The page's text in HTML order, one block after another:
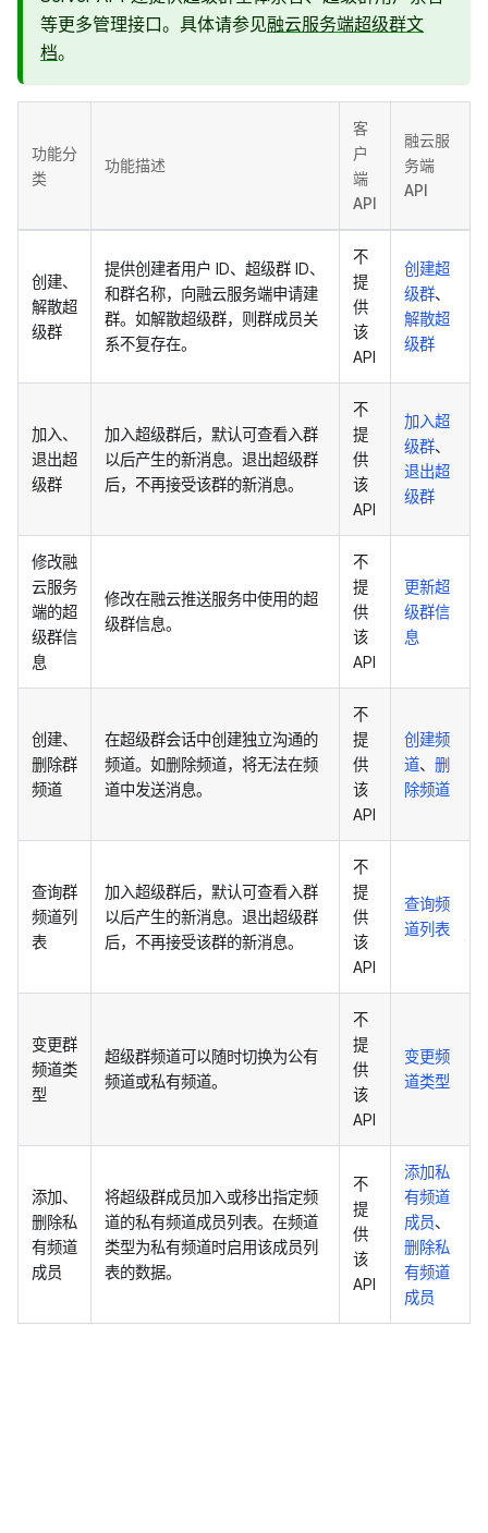
等更多管理接口。具体请参见融云服务端超级群文
档。
功能分
类
功能描述
客
户
端
API
融云服
务端
API
创建、
解散超
级群
提供创建者用户 ID、超级群 ID、
和群名称，向融云服务端申请建
群。如解散超级群，则群成员关
系不复存在。
不
提
供
该
API
创建超
级群、
解散超
级群
加入、
退出超
级群
加入超级群后，默认可查看入群
以后产生的新消息。退出超级群
后，不再接受该群的新消息。
不
提
供
该
API
加入超
级群、
退出超
级群
修改融
云服务
端的超
级群信
息
修改在融云推送服务中使用的超
级群信息。
不
提
供
该
API
更新超
级群信
息
创建、
删除群
频道
在超级群会话中创建独立沟通的
频道。如删除频道，将无法在频
道中发送消息。
不
提
供
该
API
创建频
道、 删
除频道
查询群
频道列
表
加入超级群后，默认可查看入群
以后产生的新消息。退出超级群
后，不再接受该群的新消息。
不
提
供
该
API
查询频
道列表
变更群
频道类
型
超级群频道可以随时切换为公有
频道或私有频道。
不
提
供
该
API
变更频
道类型
添加、
删除私
有频道
成员
将超级群成员加入或移出指定频
道的私有频道成员列表。在频道
类型为私有频道时启用该成员列
表的数据。
不
提
供
该
API
添加私
有频道
成员、
删除私
有频道
成员